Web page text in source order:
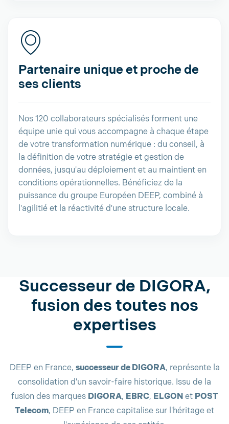
Partenaire unique et proche de
ses clients
Nos 120 collaborateurs spécialisés forment une
équipe unie qui vous accompagne à chaque étape
de votre transformation numérique : du conseil, à
la définition de votre stratégie et gestion de
données, jusqu'au déploiement et au maintient en
conditions opérationnelles. Bénéficiez de la
puissance du groupe Européen DEEP, combiné à
l'agilitié et la réactivité d'une structure locale.
Successeur de DIGORA,
fusion des toutes nos
expertises
DEEP en France, successeur de DIGORA, représente la
consolidation d'un savoir-faire historique. Issu de la
fusion des marques DIGORA, EBRC, ELGONet POST
Telecom, DEEP en France capitalise sur l'héritage et